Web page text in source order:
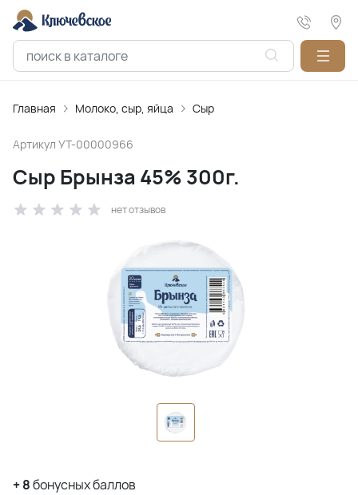
Главная Молоко, сыр, яйца Сыр
Артикул УТ-00000966
Сыр Брынза 45% 300г.
нет отзывов
+8бонусных баллов